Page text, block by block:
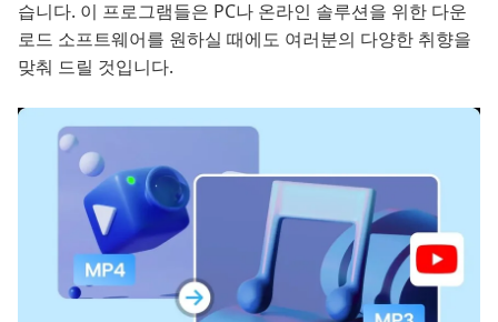
습니다. 이 프로그램들은 PC나 온라인 솔루션을 위한 다운
로드 소프트웨어를 원하실 때에도 여러분의 다양한 취향을
맞춰 드릴 것입니다.